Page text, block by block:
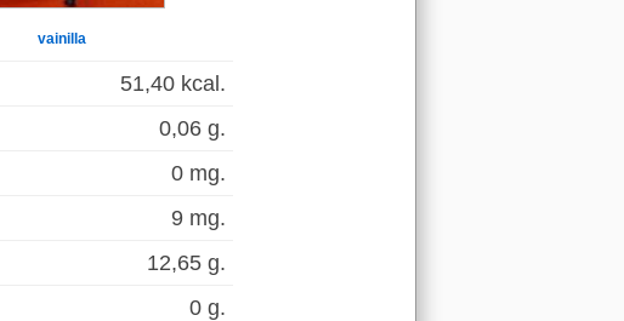
vainilla
51,40 kcal.
0,06 g.
0 mg.
9 mg.
12,65 g.
0 g.